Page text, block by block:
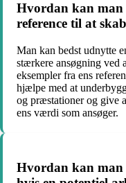
Hvordan kan man
reference til at
Man kan bedst udnytte
stærkere ansøgning ved
eksempler fra ens
hjælpe med at
og præstationer og give
ens værdi som ansøger.
Hvordan kan man